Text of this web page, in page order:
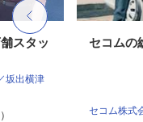
スタッ
坂出横津
セコムの
セコム株式